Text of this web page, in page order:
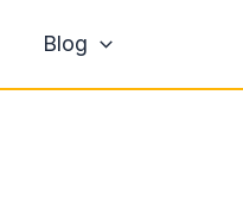
Blog